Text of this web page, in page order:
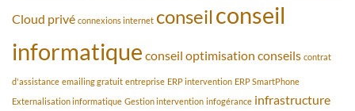
Cloud privé connexions internet conseilconseil
informatique conseil optimisation conseils contrat
d'assistance emailing gratuit entreprise ERP intervention ERP SmartPhone
Externalisation informatique Gestion intervention infogérance infrastructure